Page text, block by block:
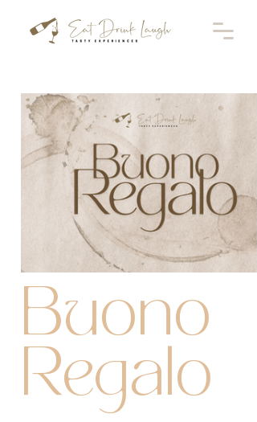
Buono
Regalo